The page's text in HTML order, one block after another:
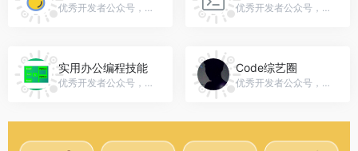
优秀开发者公众号，微信号：gh_89645564eb6c 优秀开发者公众号，微信号：gh_859058d1aef1
实用办公编程技能
优秀开发者公众号，微信号：Excel-Python
Code综艺圈
优秀开发者公众号，微信号：gh_cbbcdf11d618